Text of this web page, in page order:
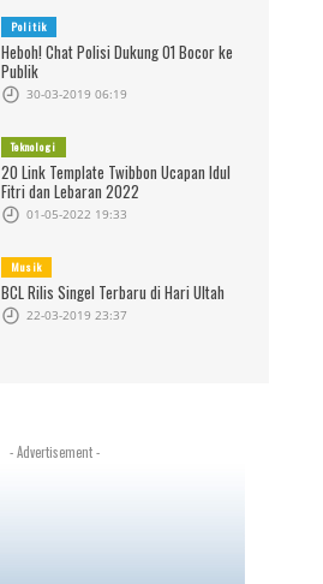
Politik
Heboh! Chat Polisi Dukung 01 Bocor ke
Publik
30-03-2019 06:19
Teknologi
20 Link Template Twibbon Ucapan Idul
Fitri dan Lebaran 2022
01-05-2022 19:33
Musik
BCL Rilis Singel Terbaru di Hari Ultah
22-03-2019 23:37
- Advertisement -